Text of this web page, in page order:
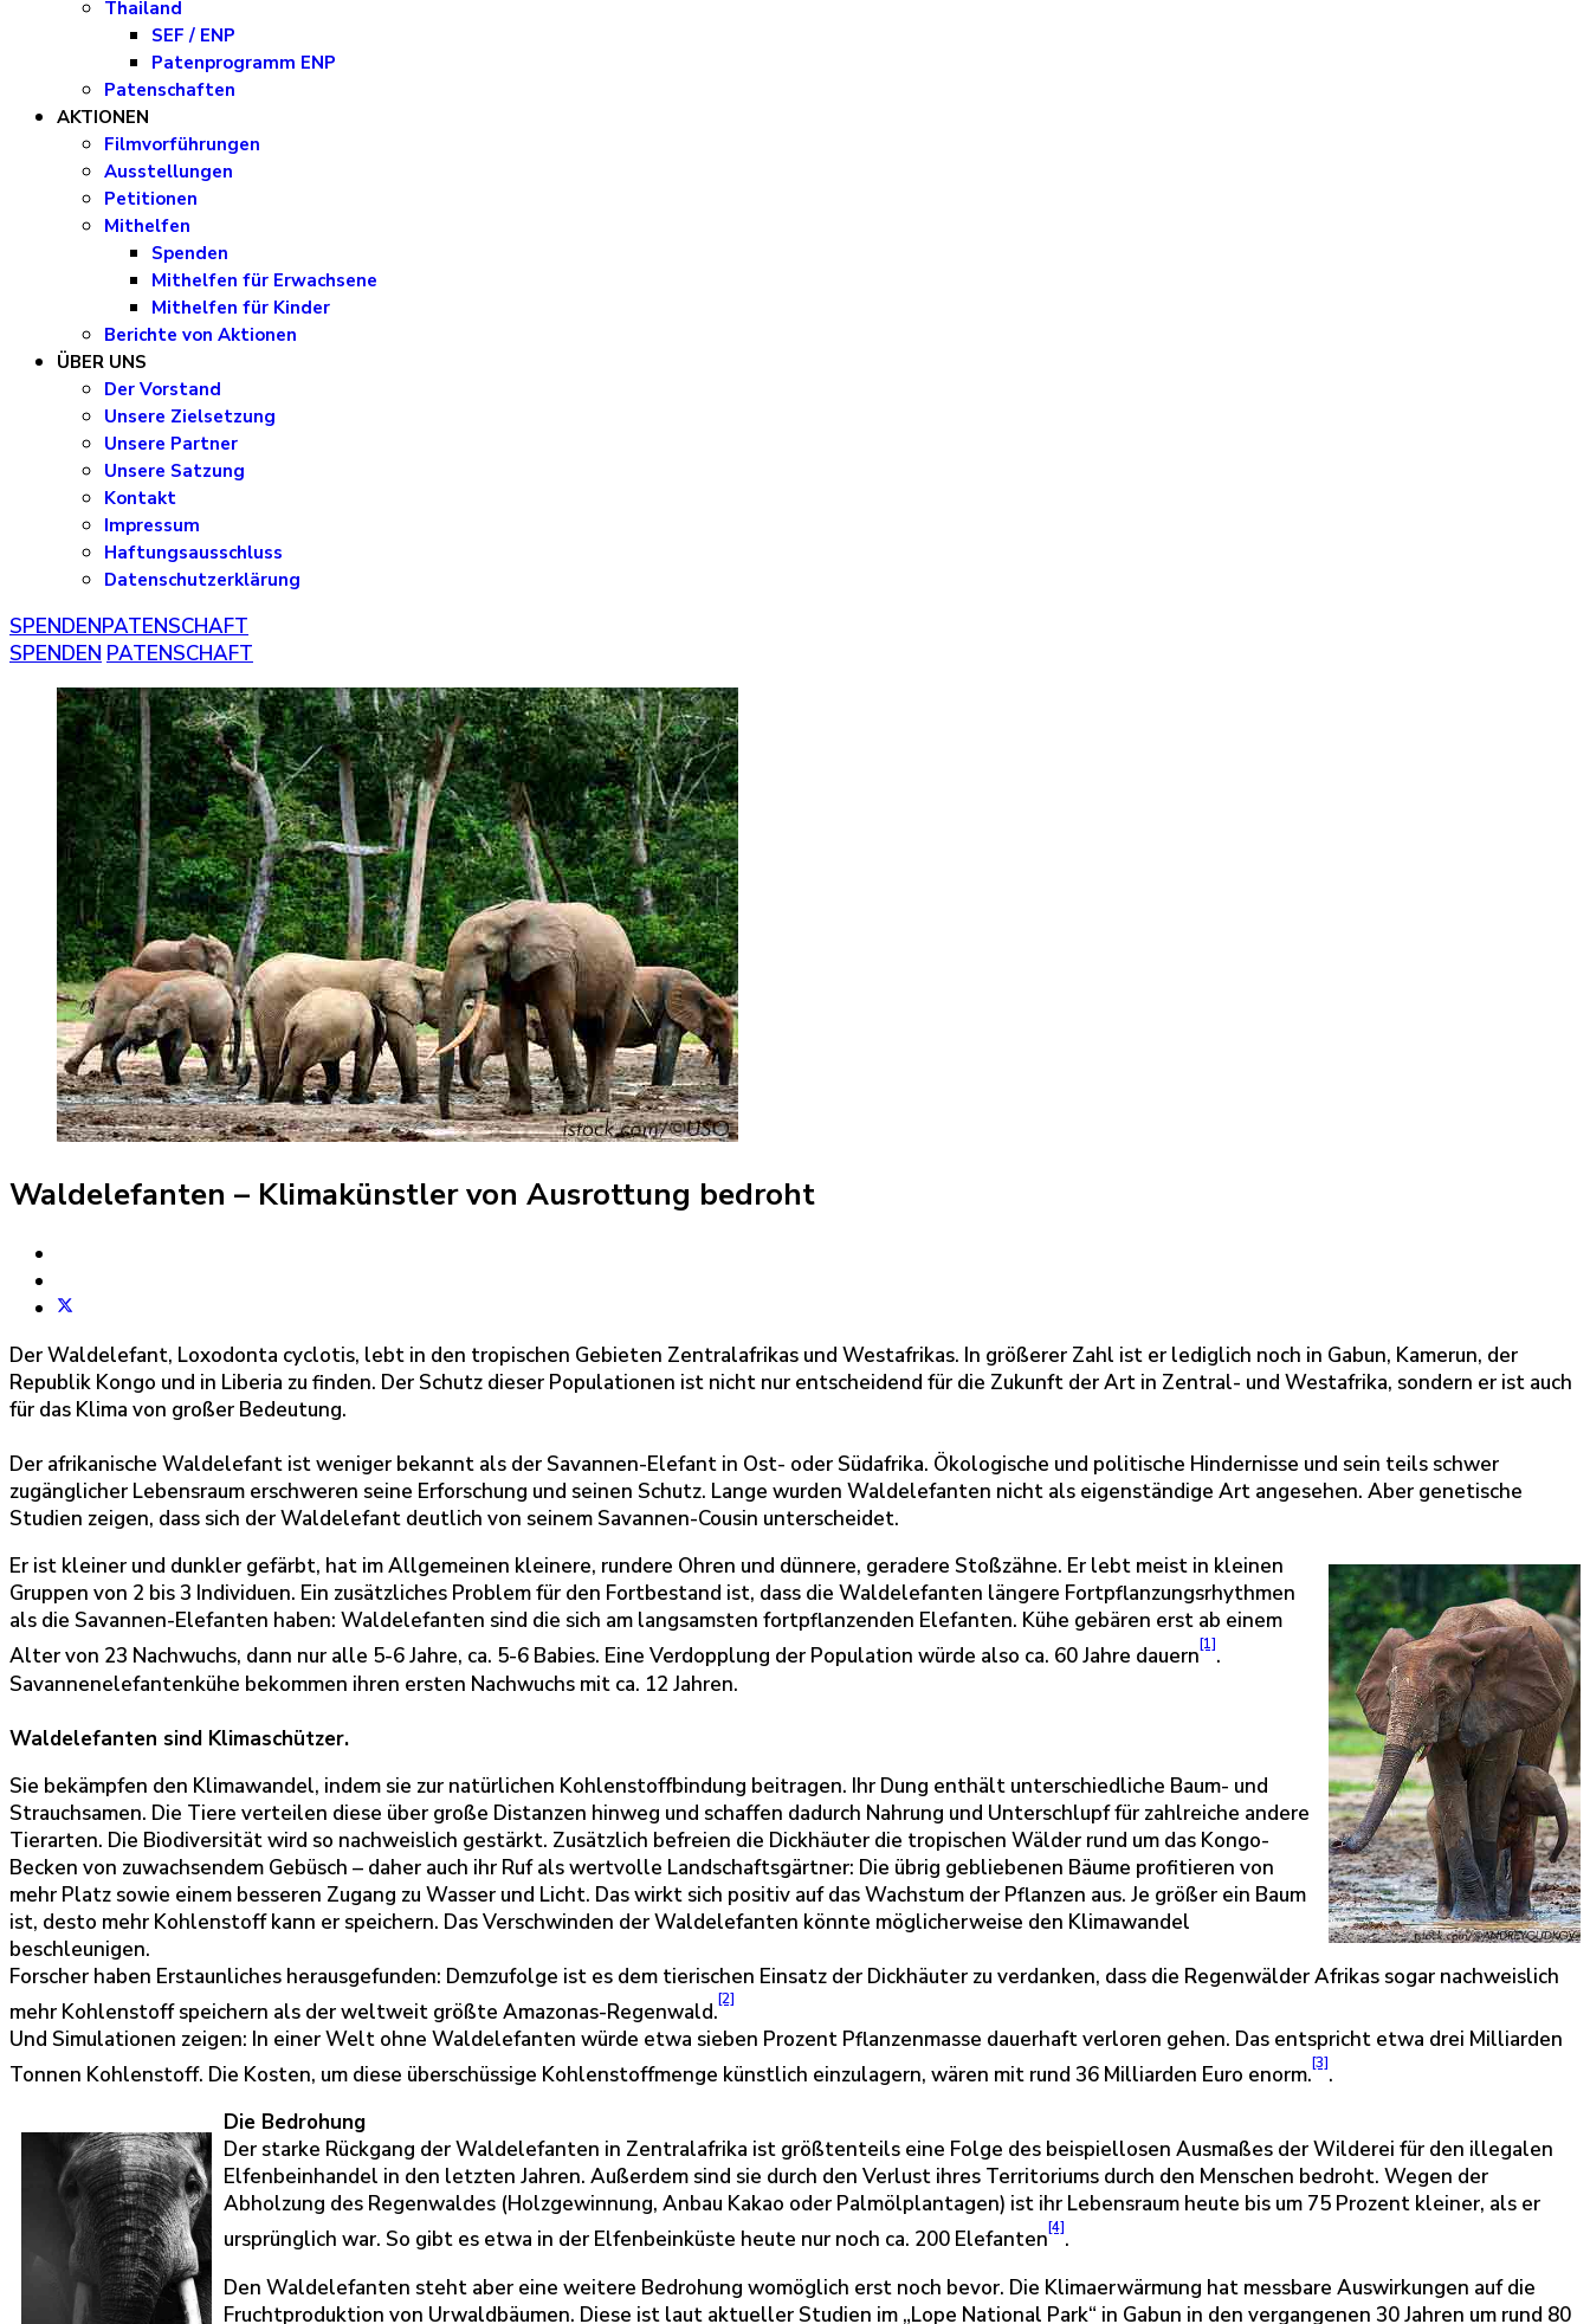
Thailand
SEF / ENP
Patenprogramm ENP
Patenschaften
AKTIONEN
Filmvorführungen
Ausstellungen
Petitionen
Mithelfen
Spenden
Mithelfen für Erwachsene
Mithelfen für Kinder
Berichte von Aktionen
ÜBER UNS
Der Vorstand
Unsere Zielsetzung
Unsere Partner
Unsere Satzung
Kontakt
Impressum
Haftungsausschluss
Datenschutzerklärung
SPENDENPATENSCHAFT
SPENDEN PATENSCHAFT
Waldelefanten – Klimakünstler von Ausrottung bedroht
Der Waldelefant, Loxodonta cyclotis, lebt in den tropischen Gebieten Zentralafrikas und Westafrikas. In größerer Zahl ist er lediglich noch in Gabun, Kamerun, der
Republik Kongo und in Liberia zu finden. Der Schutz dieser Populationen ist nicht nur entscheidend für die Zukunft der Art in Zentral- und Westafrika, sondern er ist auch
für das Klima von großer Bedeutung.
Der afrikanische Waldelefant ist weniger bekannt als der Savannen-Elefant in Ost- oder Südafrika. Ökologische und politische Hindernisse und sein teils schwer
zugänglicher Lebensraum erschweren seine Erforschung und seinen Schutz. Lange wurden Waldelefanten nicht als eigenständige Art angesehen. Aber genetische
Studien zeigen, dass sich der Waldelefant deutlich von seinem Savannen-Cousin unterscheidet.
Er ist kleiner und dunkler gefärbt, hat im Allgemeinen kleinere, rundere Ohren und dünnere, geradere Stoßzähne. Er lebt meist in kleinen
Gruppen von 2 bis 3 Individuen. Ein zusätzliches Problem für den Fortbestand ist, dass die Waldelefanten längere Fortpflanzungsrhythmen
als die Savannen-Elefanten haben: Waldelefanten sind die sich am langsamsten fortpflanzenden Elefanten. Kühe gebären erst ab einem
Alter von 23 Nachwuchs, dann nur alle 5-6 Jahre, ca. 5-6 Babies. Eine Verdopplung der Population würde also ca. 60 Jahre dauern[1].
Savannenelefantenkühe bekommen ihren ersten Nachwuchs mit ca. 12 Jahren.
Waldelefanten sind Klimaschützer.
Sie bekämpfen den Klimawandel, indem sie zur natürlichen Kohlenstoffbindung beitragen. Ihr Dung enthält unterschiedliche Baum- und
Strauchsamen. Die Tiere verteilen diese über große Distanzen hinweg und schaffen dadurch Nahrung und Unterschlupf für zahlreiche andere
Tierarten. Die Biodiversität wird so nachweislich gestärkt. Zusätzlich befreien die Dickhäuter die tropischen Wälder rund um das Kongo-
Becken von zuwachsendem Gebüsch – daher auch ihr Ruf als wertvolle Landschaftsgärtner: Die übrig gebliebenen Bäume profitieren von
mehr Platz sowie einem besseren Zugang zu Wasser und Licht. Das wirkt sich positiv auf das Wachstum der Pflanzen aus. Je größer ein Baum
ist, desto mehr Kohlenstoff kann er speichern. Das Verschwinden der Waldelefanten könnte möglicherweise den Klimawandel
beschleunigen.
Forscher haben Erstaunliches herausgefunden: Demzufolge ist es dem tierischen Einsatz der Dickhäuter zu verdanken, dass die Regenwälder Afrikas sogar nachweislich
mehr Kohlenstoff speichern als der weltweit größte Amazonas-Regenwald.[2]
Und Simulationen zeigen: In einer Welt ohne Waldelefanten würde etwa sieben Prozent Pflanzenmasse dauerhaft verloren gehen. Das entspricht etwa drei Milliarden
Tonnen Kohlenstoff. Die Kosten, um diese überschüssige Kohlenstoffmenge künstlich einzulagern, wären mit rund 36 Milliarden Euro enorm.[3].
Die Bedrohung
Der starke Rückgang der Waldelefanten in Zentralafrika ist größtenteils eine Folge des beispiellosen Ausmaßes der Wilderei für den illegalen
Elfenbeinhandel in den letzten Jahren. Außerdem sind sie durch den Verlust ihres Territoriums durch den Menschen bedroht. Wegen der
Abholzung des Regenwaldes (Holzgewinnung, Anbau Kakao oder Palmölplantagen) ist ihr Lebensraum heute bis um 75 Prozent kleiner, als er
ursprünglich war. So gibt es etwa in der Elfenbeinküste heute nur noch ca. 200 Elefanten[4].
Den Waldelefanten steht aber eine weitere Bedrohung womöglich erst noch bevor. Die Klimaerwärmung hat messbare Auswirkungen auf die
Fruchtproduktion von Urwaldbäumen. Diese ist laut aktueller Studien im „Lope National Park“ in Gabun in den vergangenen 30 Jahren um rund 80